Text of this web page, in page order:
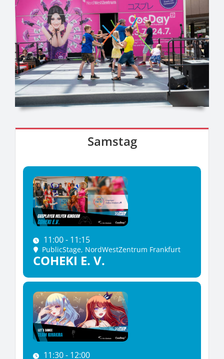
Samstag
11:00 - 11:15
PublicStage, NordWestZentrum Frankfurt
COHEKI E. V.
11:30 - 12:00